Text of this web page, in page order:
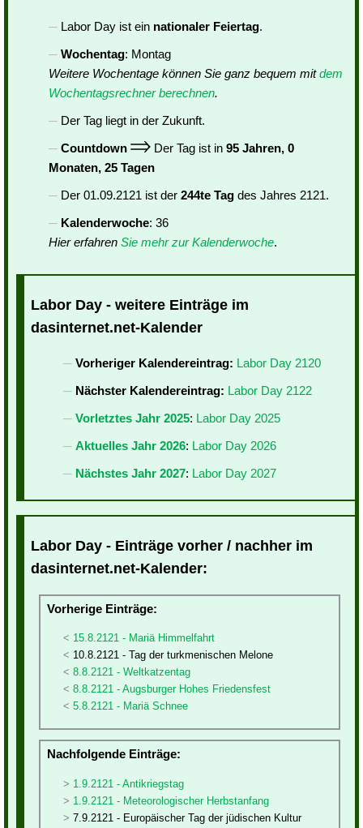
Labor Day ist ein nationaler Feiertag.
Wochentag: Montag
Weitere Wochentage können Sie ganz bequem mitdem
Wochentagsrechner berechnen.
Der Tag liegt in der Zukunft.
Countdown
Der Tag ist in 95 Jahren, 0
Monaten, 25 Tagen
Der 01.09.2121 ist der 244te Tag des Jahres 2121.
Kalenderwoche: 36
Hier erfahren Sie mehr zur Kalenderwoche.
Labor Day - weitere Einträge im
dasinternet.net-Kalender
Vorheriger Kalendereintrag: Labor Day 2120
Nächster Kalendereintrag: Labor Day 2122
Vorletztes Jahr 2025: Labor Day 2025
Aktuelles Jahr 2026: Labor Day 2026
Nächstes Jahr 2027: Labor Day 2027
Labor Day - Einträge vorher / nachher im
dasinternet.net-Kalender:
Vorherige Einträge:
15.8.2121 - Mariä Himmelfahrt
10.8.2121 - Tag der turkmenischen Melone
8.8.2121 - Weltkatzentag
8.8.2121 - Augsburger Hohes Friedensfest
5.8.2121 - Mariä Schnee
Nachfolgende Einträge:
1.9.2121 - Antikriegstag
1.9.2121 - Meteorologischer Herbstanfang
7.9.2121 - Europäischer Tag der jüdischen Kultur